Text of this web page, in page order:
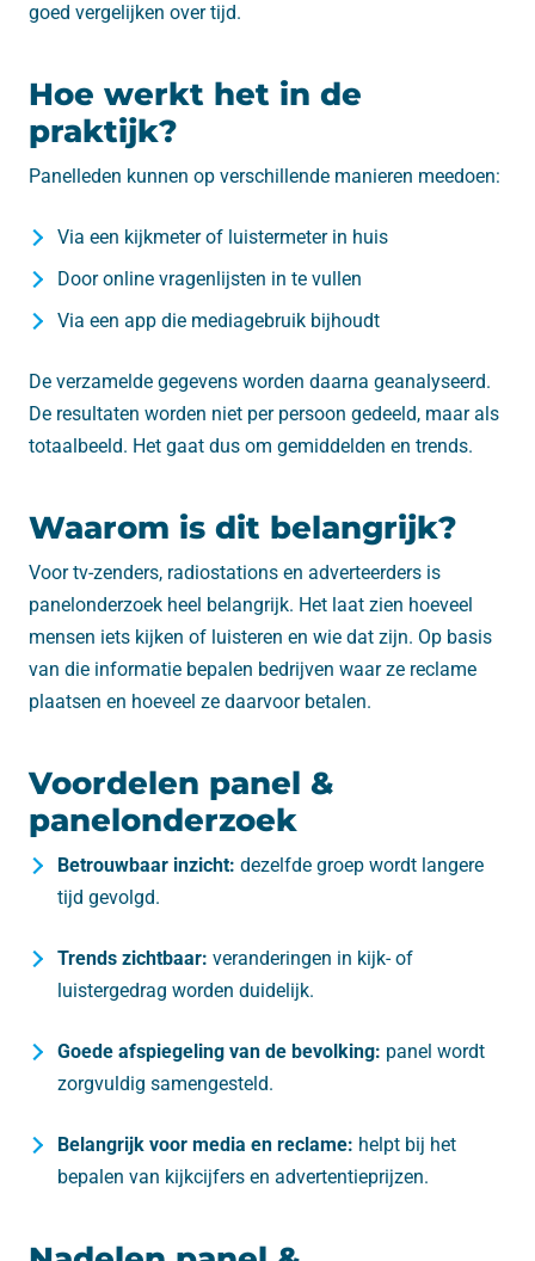
goed vergelijken over tijd.
Hoe werkt het in de
praktijk?
Panelleden kunnen op verschillende manieren meedoen:
Via een kijkmeter of luistermeter in huis
Door online vragenlijsten in te vullen
Via een app die mediagebruik bijhoudt
De verzamelde gegevens worden daarna geanalyseerd.
De resultaten worden niet per persoon gedeeld, maar als
totaalbeeld. Het gaat dus om gemiddelden en trends.
Waarom is dit belangrijk?
Voor tv-zenders, radiostations en adverteerders is
panelonderzoek heel belangrijk. Het laat zien hoeveel
mensen iets kijken of luisteren en wie dat zijn. Op basis
van die informatie bepalen bedrijven waar ze reclame
plaatsen en hoeveel ze daarvoor betalen.
Voordelen panel &
panelonderzoek
Betrouwbaar inzicht: dezelfde groep wordt langere
tijd gevolgd.
Trends zichtbaar: veranderingen in kijk- of
luistergedrag worden duidelijk.
Goede afspiegeling van de bevolking: panel wordt
zorgvuldig samengesteld.
Belangrijk voor media en reclame: helpt bij het
bepalen van kijkcijfers en advertentieprijzen.